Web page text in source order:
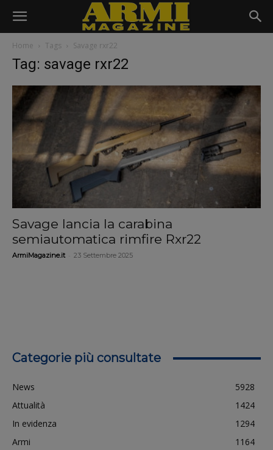
Home Tags Savage rxr22
Tag: savage rxr22
Savage lancia la carabina
semiautomatica rimfire Rxr22
ArmiMagazine.it 23 Settembre 2025
Categorie più consultate
News
5928
Attualità
1424
In evidenza
1294
Armi
1164